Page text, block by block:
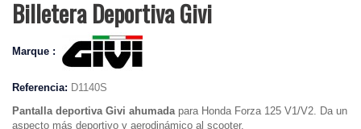
Billetera Deportiva Givi
Marque :
Referencia: D1140S
Pantalla deportiva Givi ahumadapara Honda Forza 125 V1/V2. Da un
aspecto más deportivo y aerodinámico al scooter.